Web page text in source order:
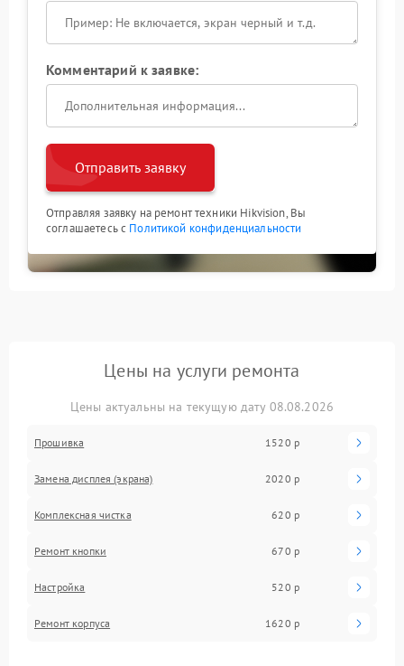
Комментарий к заявке:
Отправить заявку
Отправляя заявку на ремонт техники Hikvision, Вы
соглашаетесь с Политикой конфиденциальности
Цены на услуги ремонта
Цены актуальны на текущую дату 08.08.2026
Прошивка 1520 р
Замена дисплея (экрана) 2020 р
Комплексная чистка 620 р
Ремонт кнопки 670 р
Настройка 520 р
Ремонт корпуса 1620 р